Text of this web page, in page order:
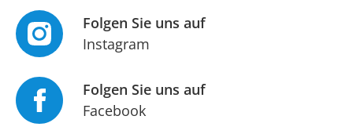
Folgen Sie uns auf
Instagram
Folgen Sie uns auf
Facebook